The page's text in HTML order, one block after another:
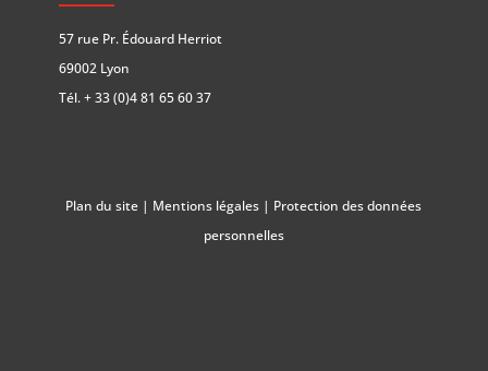
57 rue Pr. Édouard Herriot
69002 Lyon
Tél.+ 33 (0)4 81 65 60 37
Plan du site | Mentions légales | Protection des données
personnelles